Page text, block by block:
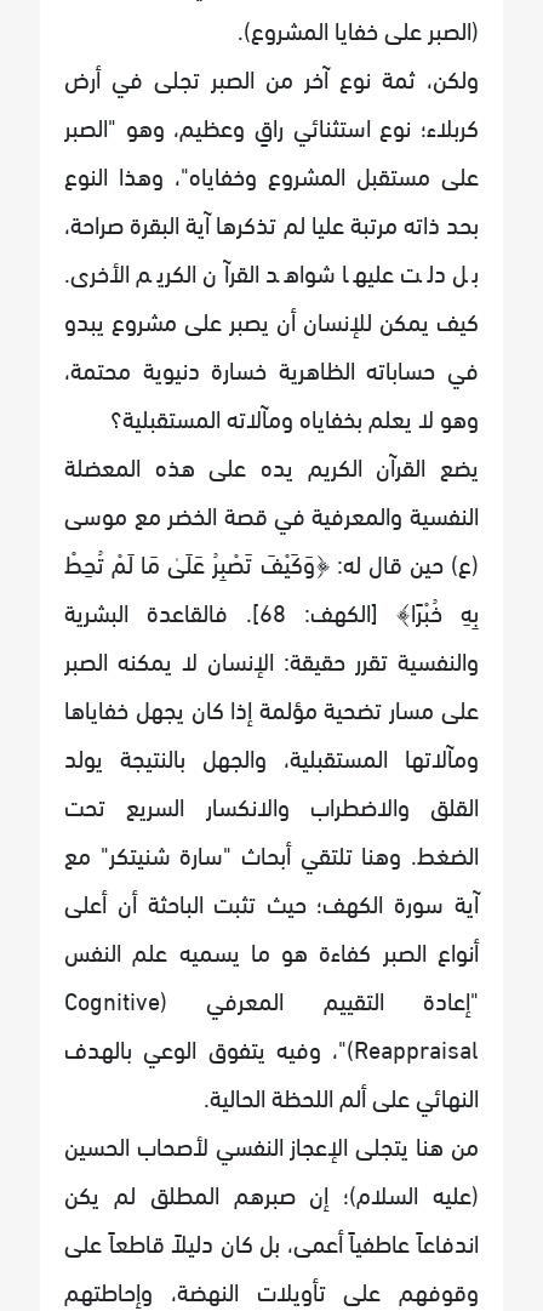
(الصبر على خفايا المشروع).
ولكن، ثمة نوع آخر من الصبر تجلى في أرض
كربلاء؛ نوع استثنائي راقٍ وعظيم، وهو "الصبر
على مستقبل المشروع وخفاياه"، وهذا النوع
بحد ذاته مرتبة عليا لم تذكرها آية البقرة صراحة،
بل دلت عليها شواهد القرآن الكريم الأخرى.
كيف يمكن للإنسان أن يصبر على مشروع يبدو
في حساباته الظاهرية خسارة دنيوية محتمة،
وهو لا يعلم بخفاياه ومآلاته المستقبلية؟
يضع القرآن الكريم يده على هذه المعضلة
النفسية والمعرفية في قصة الخضر مع موسى
(ع) حين قال له: ﴿وَكَيْفَ تَصْبِرُ عَلَىٰ مَا لَمْ تُحِطْ
بِهِ خُبْرًا﴾ [الكهف: 68]. فالقاعدة البشرية
والنفسية تقرر حقيقة: الإنسان لا يمكنه الصبر
على مسار تضحية مؤلمة إذا كان يجهل خفاياها
ومآلاتها المستقبلية، والجهل بالنتيجة يولد
القلق والاضطراب والانكسار السريع تحت
الضغط. وهنا تلتقي أبحاث "سارة شنيتكر" مع
آية سورة الكهف؛ حيث تثبت الباحثة أن أعلى
أنواع الصبر كفاءة هو ما يسميه علم النفس
"إعادة التقييم المعرفي (Cognitive
Reappraisal)"، وفيه يتفوق الوعي بالهدف
النهائي على ألم اللحظة الحالية.
من هنا يتجلى الإعجاز النفسي لأصحاب الحسين
(عليه السلام)؛ إن صبرهم المطلق لم يكن
اندفاعاً عاطفياً أعمى، بل كان دليلاً قاطعاً على
وقوفهم على تأويلات النهضة، وإحاطتهم